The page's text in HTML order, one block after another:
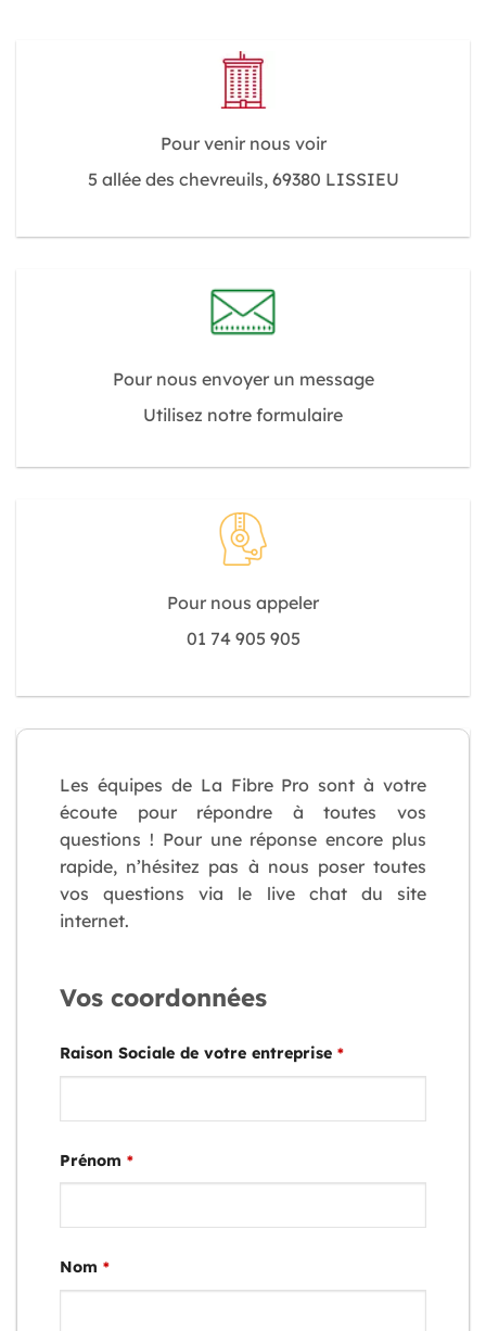
Pour venir nous voir
5 allée des chevreuils, 69380 LISSIEU
Pour nous envoyer un message
Utilisez notre formulaire
Pour nous appeler
01 74 905 905
Les équipes de La Fibre Pro sont à votre
écoute pour répondre à toutes vos
questions ! Pour une réponse encore plus
rapide, n’hésitez pas à nous poser toutes
vos questions via le live chat du site
internet.
Vos coordonnées
Raison Sociale de votre entreprise *
Prénom *
Nom *